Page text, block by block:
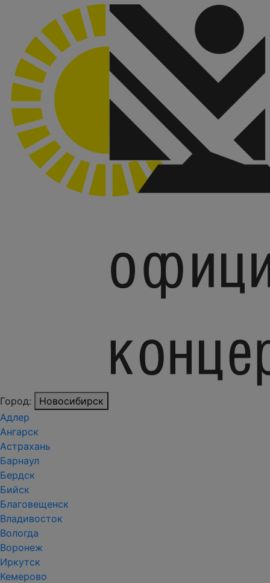
Город:
Новосибирск
Адлер
Ангарск
Астрахань
Барнаул
Бердск
Бийск
Благовещенск
Владивосток
Вологда
Воронеж
Иркутск
Кемерово